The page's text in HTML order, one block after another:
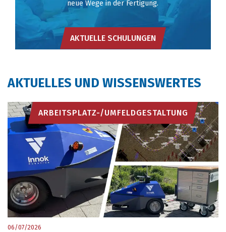
neue Wege in der Fertigung.
AKTUELLE SCHULUNGEN
AKTUELLES UND WISSENSWERTES
ARBEITSPLATZ-/UMFELDGESTALTUNG
06/07/2026